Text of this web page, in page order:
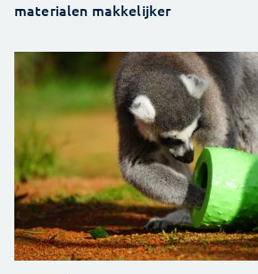
materialen makkelijker